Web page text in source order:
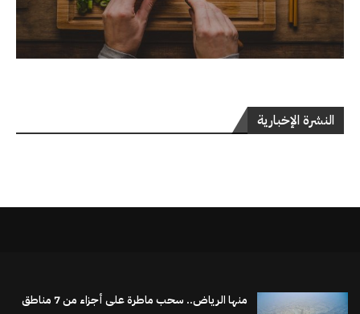
النشرة الإخبارية
منها الرياض.. سحب ماطرة على أجزاء من 7 مناطق